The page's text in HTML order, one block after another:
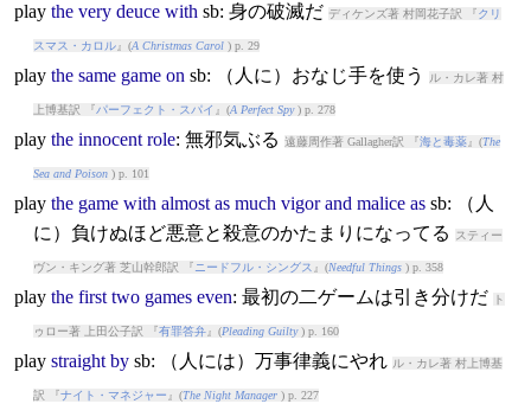
play the very deuce withsb: 身の破滅だ ディケンズ著 村岡花子訳 『 クリ
スマス・カロル』(A Christmas Carol) p. 29
play the same game onsb: （人に）おなじ手を使う ル・カレ著 村
上博基訳 『パーフェクト・スパイ 』(A Perfect Spy) p. 278
play the innocent role: 無邪気ぶる 遠藤周作著 Gallagher訳 『海と毒薬』(The
Sea and Poison) p. 101
play the game with almost as much vigor and malice assb: （人
に）負けぬほど悪意と殺意のかたまりになってる
スティー
ヴン・キング著 芝山幹郎訳 『 ニードフル・シングス 』(Needful Things) p. 358
play the first two games even: 最初の二ゲームは引き分けだ ト
ゥロー著 上田公子訳 『有罪答弁』(Pleading Guilty) p. 160
play straight bysb: （人には）万事律義にやれ ル・カレ著 村上博基
訳 『ナイト・マネジャー 』(The Night Manager) p. 227